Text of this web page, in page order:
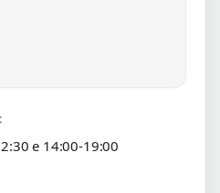
e 14:00-19:00